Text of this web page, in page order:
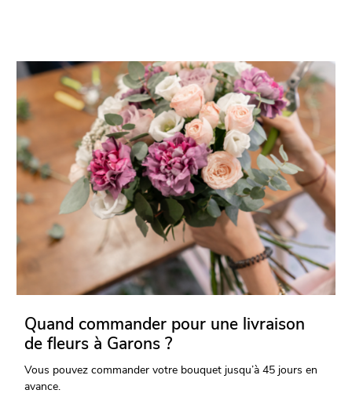
Quand commander pour une livraison
de fleurs à Garons ?
Vous pouvez commander votre bouquet jusqu’à 45 jours en
avance.